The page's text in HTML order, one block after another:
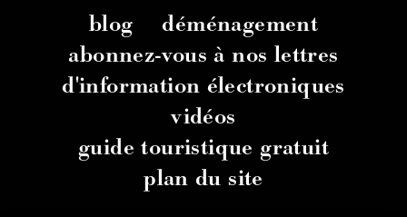
blog
déménagement
abonnez-vous à nos lettres
d'information électroniques
vidéos
guide touristique gratuit
plan du site